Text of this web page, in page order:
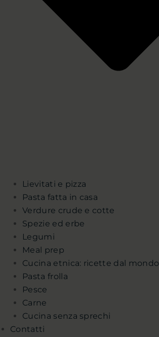
Lievitati e pizza
Pasta fatta in casa
Verdure crude e cotte
Spezie ed erbe
Legumi
Meal prep
Cucina etnica: ricette dal mondo
Pasta frolla
Pesce
Carne
Cucina senza sprechi
Contatti